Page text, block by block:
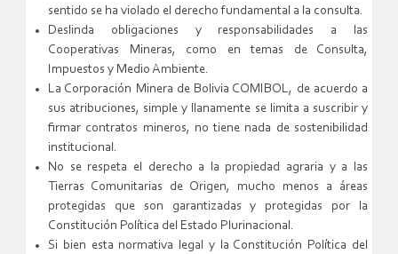
sentido se ha violado el derecho fundamental a la consulta.
Deslinda obligaciones y responsabilidades a las
Cooperativas Mineras, como en temas de Consulta,
Impuestos y Medio Ambiente.
La Corporación Minera de Bolivia COMIBOL, de acuerdo a
sus atribuciones, simple y llanamente se limita a suscribir y
firmar contratos mineros, no tiene nada de sostenibilidad
institucional.
No se respeta el derecho a la propiedad agraria y a las
Tierras Comunitarias de Origen, mucho menos a áreas
protegidas que son garantizadas y protegidas por la
Constitución Política del Estado Plurinacional.
Si bien esta normativa legal y la Constitución Política del